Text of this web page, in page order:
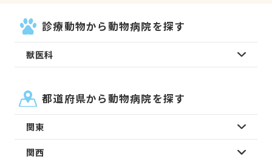
診療動物から動物病院を探す
獣医科
都道府県から動物病院を探す
関東
関西